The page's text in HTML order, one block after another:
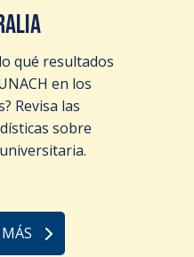
qué resultados
en los
Revisa las
sobre